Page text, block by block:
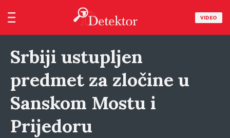
VIDEO
Srbiji ustupljen
predmet za zločine u
Sanskom Mostu i
Prijedoru